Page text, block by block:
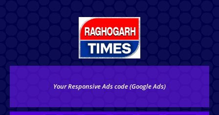
Your Responsive Ads code (Google Ads)